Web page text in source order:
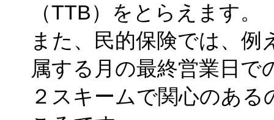
（TTB）をとらえます
また、民的保険では、例
属する月の最終営業日で
２スキームで関心のあ